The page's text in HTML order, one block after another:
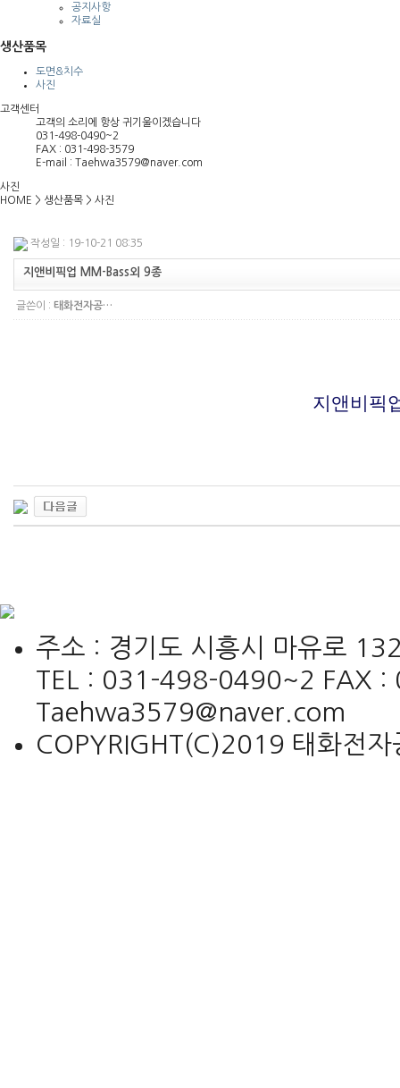
공지사항
자료실
생산품목
도면&치수
사진
고객센터
고객의 소리에 항상 귀기울이겠습니다
031-498-0490~2
FAX : 031-498-3579
E-mail : Taehwa3579@naver.com
사진
HOME > 생산품목 > 사진
작성일 : 19-10-21 08:35
지앤비픽업 MM-Bass외 9종
글쓴이 : 태화전자공…
지앤비픽
주소 : 경기도 시흥시 마유로
TEL : 031-498-0490~2 FAX
Taehwa3579@naver.com
COPYRIGHT(C)2019 태화전자